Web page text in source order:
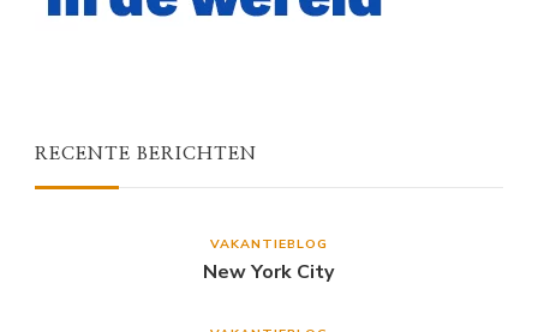
RECENTE BERICHTEN
VAKANTIEBLOG
New York City